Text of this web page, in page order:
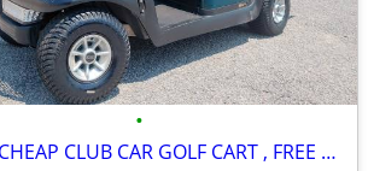
•
****** CHEAP CLUB CAR GOLF CART , FREE DELIVERY !!! ******